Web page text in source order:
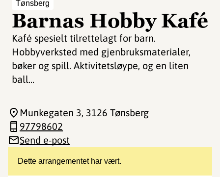
Tønsberg
Barnas Hobby Kafé
Kafé spesielt tilrettelagt for barn.
Hobbyverksted med gjenbruksmaterialer,
bøker og spill. Aktivitetsløype, og en liten
ball...
Dette arrangementet har vært.
Munkegaten 3, 3126 Tønsberg
97798602
Send e-post